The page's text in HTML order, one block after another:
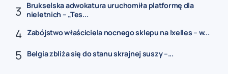
Brukselska adwokatura uruchomiła platformę dla
nieletnich – „Tes...
Zabójstwo właściciela nocnego sklepu na Ixelles – w...
Belgia zbliża się do stanu skrajnej suszy –...